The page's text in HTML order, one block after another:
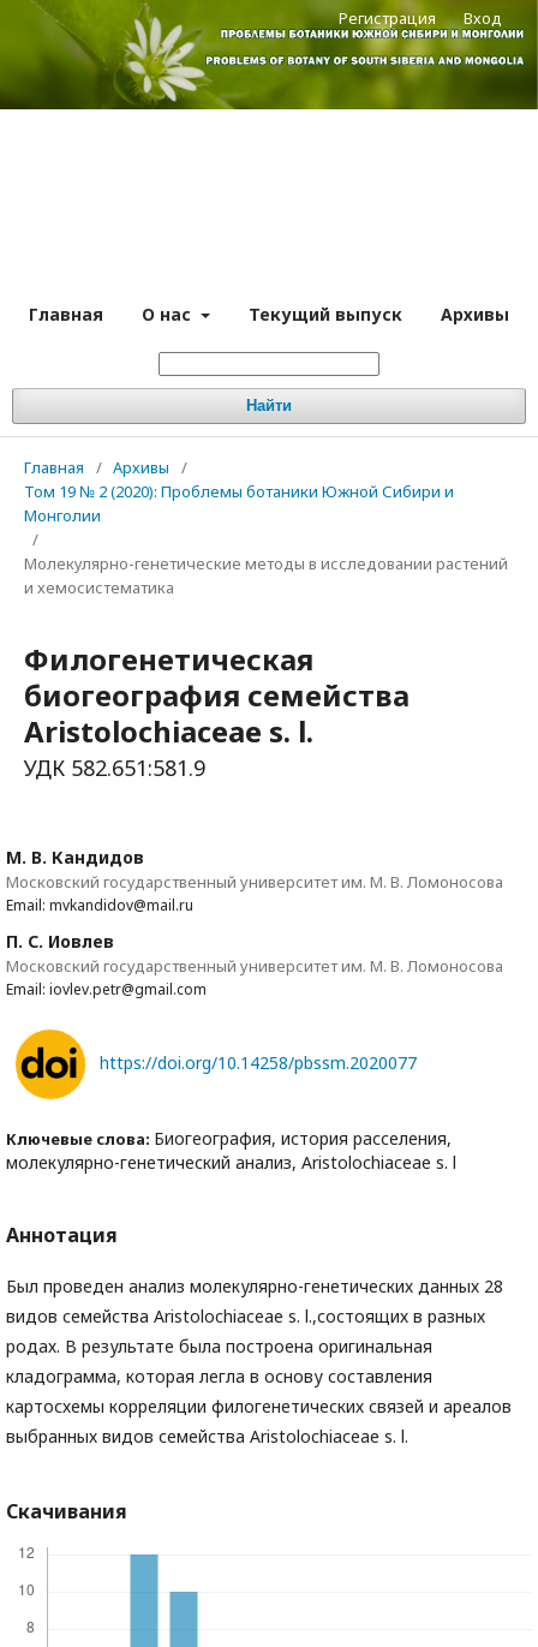
Главная О нас Текущий выпуск Архивы
Найти
Регистрация Вход
Главная / Архивы
/
Том 19 № 2 (2020): Проблемы ботаники Южной Сибири и
Монголии
/
Молекулярно-генетические методы в исследовании растений
и хемосистематика
Филогенетическая
биогеография семейства
Aristolochiaceae s. l.
УДК 582.651:581.9
М. В. Кандидов
Московский государственный университет им. М. В. Ломоносова
Email: mvkandidov@mail.ru
П. С. Иовлев
Московский государственный университет им. М. В. Ломоносова
Email: iovlev.petr@gmail.com
https://doi.org/10.14258/pbssm.2020077
Ключевые слова: Биогеография, история расселения,
молекулярно-генетический анализ, Aristolochiaceae s. l
Аннотация
Был проведен анализ молекулярно-генетических данных 28
видов семейства Aristolochiaceae s. l.,состоящих в разных
родах. В результате была построена оригинальная
кладограмма, которая легла в основу составления
картосхемы корреляции филогенетических связей и ареалов
выбранных видов семейства Aristolochiaceae s. l.
Скачивания